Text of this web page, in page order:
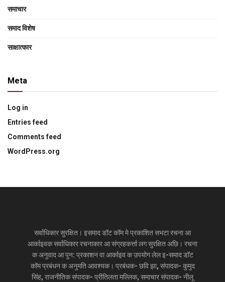
समाचार
समाद विशेष
साक्षात्‍कार
Meta
Log in
Entries feed
Comments feed
WordPress.org
सर्वाधिकार सुरक्षित। इसमाद डॉट कॉम मे प्रकाशित सभटा रचना आ
आर्काइवक सर्वाधिकार रचनाकार आ संग्रहकर्त्ता लग सुरक्षित अछि। रचना
क अनुवाद आ पुन: प्रकाशन वा आर्काइव क उपयोग लेल इ-समाद डॉट
कॉम प्रबंधन क अनुमति आवश्यक। प्रबंधक- छवि झा, संपादक- कुमुद
सिंह, राजनीतिक संपादक- प्रीतिलता मल्लिक, समाचार संपादक- नीलू